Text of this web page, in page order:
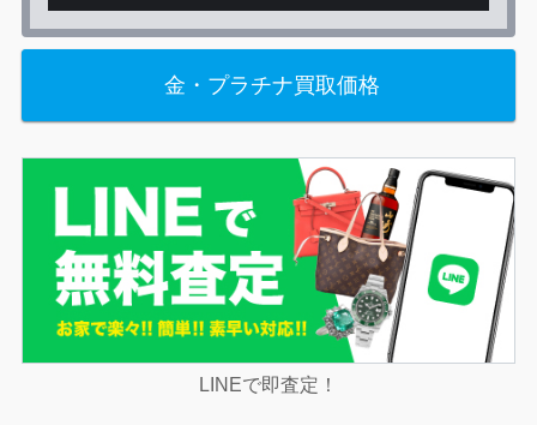
金・プラチナ買取価格
LINEで即査定！